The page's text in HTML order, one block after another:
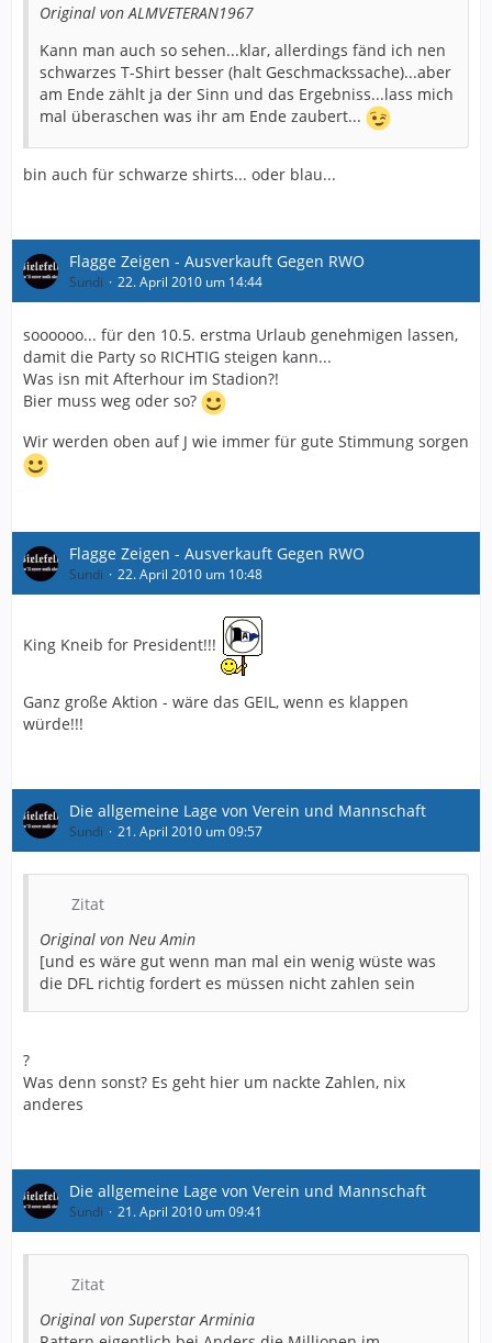
Original von ALMVETERAN1967
Kann man auch so sehen...klar, allerdings fänd ich nen
schwarzes T-Shirt besser (halt Geschmackssache)...aber
am Ende zählt ja der Sinn und das Ergebniss...lass mich
mal überaschen was ihr am Ende zaubert...
bin auch für schwarze shirts... oder blau...
Flagge Zeigen - Ausverkauft Gegen RWO
Sundi 22. April 2010 um 14:44
soooooo... für den 10.5. erstma Urlaub genehmigen lassen,
damit die Party so RICHTIG steigen kann...
Was isn mit Afterhour im Stadion?!
Bier muss weg oder so?
Wir werden oben auf J wie immer für gute Stimmung sorgen
Flagge Zeigen - Ausverkauft Gegen RWO
Sundi 22. April 2010 um 10:48
King Kneib for President!!!
Ganz große Aktion - wäre das GEIL, wenn es klappen
würde!!!
Die allgemeine Lage von Verein und Mannschaft
Sundi 21. April 2010 um 09:57
Zitat
Original von Neu Amin
[und es wäre gut wenn man mal ein wenig wüste was
die DFL richtig fordert es müssen nicht zahlen sein
?
Was denn sonst? Es geht hier um nackte Zahlen, nix
anderes
Die allgemeine Lage von Verein und Mannschaft
Sundi 21. April 2010 um 09:41
Zitat
Original von Superstar Arminia